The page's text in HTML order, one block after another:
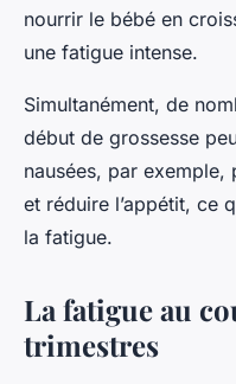
nourrir le bébé en
une fatigue intense.
Simultanément, de
début de grossesse
nausées, par
et réduire l’appétit, ce
la fatigue.
La fatigue au
trimestres